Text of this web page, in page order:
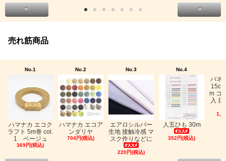
< >
売れ筋商品
No.1
ハマナカ エコク
ラフト 5m巻 col.
1 ベージュ
369円(税込)
No.2
ハマナカ エコア
ンダリヤ
704円(税込)
No.3
エアロシルバー
生地 接触冷感 マ
スク作りなどに
220円(税込)
No.4
人五ひも 30m
352円(税込)
バネ
m ゴ
入